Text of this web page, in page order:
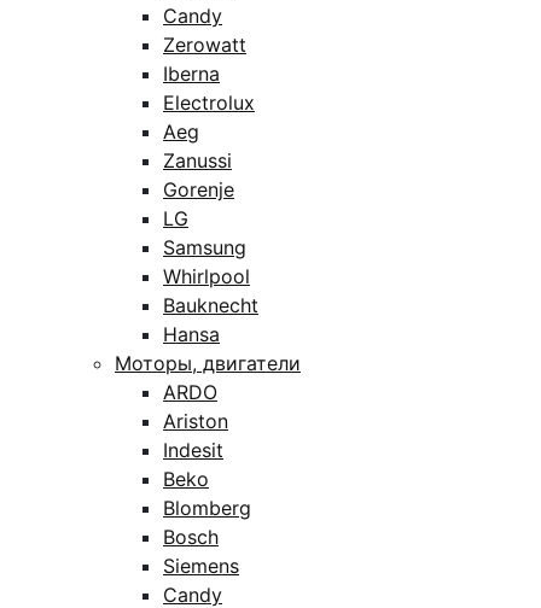
Candy
Zerowatt
Iberna
Electrolux
Aeg
Zanussi
Gorenje
LG
Samsung
Whirlpool
Bauknecht
Hansa
Моторы, двигатели
ARDO
Ariston
Indesit
Beko
Blomberg
Bosch
Siemens
Candy